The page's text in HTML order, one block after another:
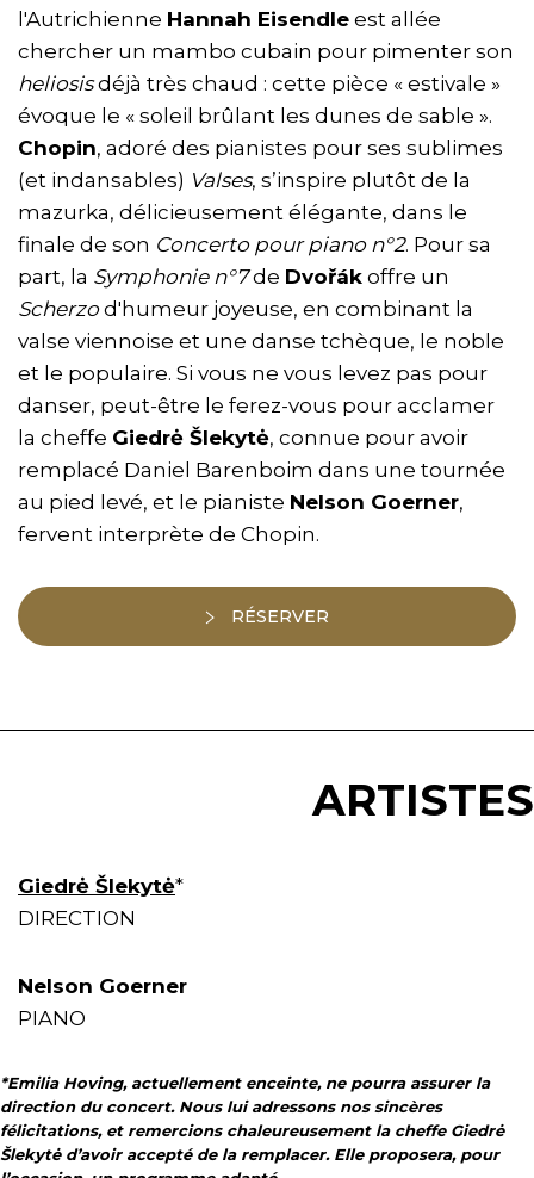
l'Autrichienne Hannah Eisendle est allée
chercher un mambo cubain pour pimenter son
heliosisdéjà très chaud : cette pièce « estivale »
évoque le « soleil brûlant les dunes de sable ».
Chopin, adoré des pianistes pour ses sublimes
(et indansables) Valses, s’inspire plutôt de la
mazurka, délicieusement élégante, dans le
finale de son Concerto pour piano n°2. Pour sa
part, la Symphonie n°7de Dvořák offre un
Scherzod'humeur joyeuse, en combinant la
valse viennoise et une danse tchèque, le noble
et le populaire. Si vous ne vous levez pas pour
danser, peut-être le ferez-vous pour acclamer
la cheffe Giedrė Šlekytė, connue pour avoir
remplacé Daniel Barenboim dans une tournée
au pied levé, et le pianiste Nelson Goerner,
fervent interprète de Chopin.
RÉSERVER
ARTISTES
Giedrė Šlekytė*
DIRECTION
Nelson Goerner
PIANO
*Emilia Hoving, actuellement enceinte, ne pourra assurer la
direction du concert. Nous lui adressons nos sincères
félicitations, et remercions chaleureusement la cheffe Giedrė
Šlekytė d’avoir accepté de la remplacer. Elle proposera, pour